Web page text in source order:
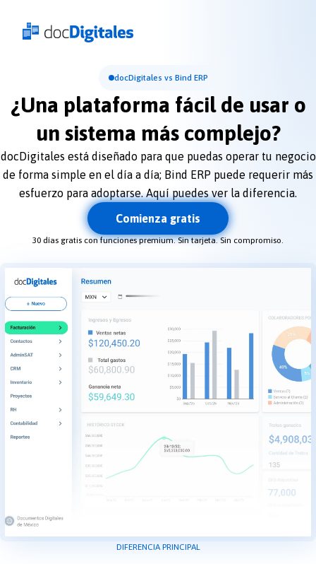
docDigitales vs Bind ERP
¿Una plataforma fácil de usar o
un sistema más complejo?
docDigitales está diseñado para que puedas operar tu negocio
de forma simple en el día a día; Bind ERP puede requerir más
esfuerzo para adoptarse. Aquí puedes ver la diferencia.
Comienza gratis
30 días gratis con funciones premium. Sin tarjeta. Sin compromiso.
DIFERENCIA PRINCIPAL